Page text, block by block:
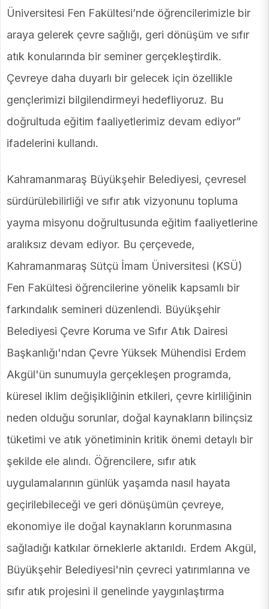
Üniversitesi Fen Fakültesi’nde öğrencilerimizle bir
araya gelerek çevre sağlığı, geri dönüşüm ve sıfır
atık konularında bir seminer gerçekleştirdik.
Çevreye daha duyarlı bir gelecek için özellikle
gençlerimizi bilgilendirmeyi hedefliyoruz. Bu
doğrultuda eğitim faaliyetlerimiz devam ediyor”
ifadelerini kullandı.
Kahramanmaraş Büyükşehir Belediyesi, çevresel
sürdürülebilirliği ve sıfır atık vizyonunu topluma
yayma misyonu doğrultusunda eğitim faaliyetlerine
aralıksız devam ediyor. Bu çerçevede,
Kahramanmaraş Sütçü İmam Üniversitesi (KSÜ)
Fen Fakültesi öğrencilerine yönelik kapsamlı bir
farkındalık semineri düzenlendi. Büyükşehir
Belediyesi Çevre Koruma ve Sıfır Atık Dairesi
Başkanlığı'ndan Çevre Yüksek Mühendisi Erdem
Akgül'ün sunumuyla gerçekleşen programda,
küresel iklim değişikliğinin etkileri, çevre kirliliğinin
neden olduğu sorunlar, doğal kaynakların bilinçsiz
tüketimi ve atık yönetiminin kritik önemi detaylı bir
şekilde ele alındı. Öğrencilere, sıfır atık
uygulamalarının günlük yaşamda nasıl hayata
geçirilebileceği ve geri dönüşümün çevreye,
ekonomiye ile doğal kaynakların korunmasına
sağladığı katkılar örneklerle aktarıldı. Erdem Akgül,
Büyükşehir Belediyesi'nin çevreci yatırımlarına ve
sıfır atık projesini il genelinde yaygınlaştırma